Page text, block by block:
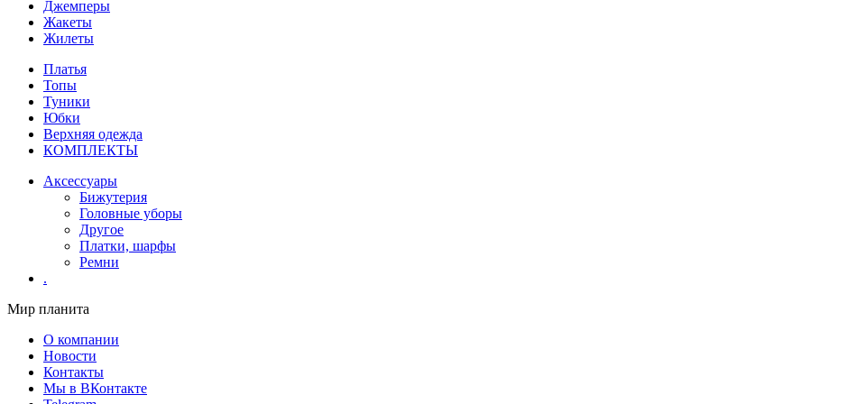
Джемперы
Жакеты
Жилеты
Платья
Топы
Туники
Юбки
Верхняя одежда
КОМПЛЕКТЫ
Аксессуары
Бижутерия
Головные уборы
Другое
Платки, шарфы
Ремни
.
Мир планита
О компании
Новости
Контакты
Мы в ВКонтакте